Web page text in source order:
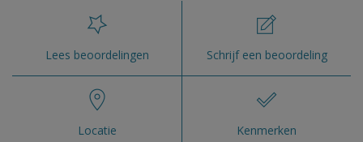
Lees beoordelingen Schrijf een beoordeling
Locatie Kenmerken